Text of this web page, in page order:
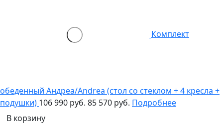
Комплект
обеденный Андреа/Andrea (стол со стеклом + 4 кресла +
подушки) 106 990 руб. 85 570 руб. Подробнее
В корзину